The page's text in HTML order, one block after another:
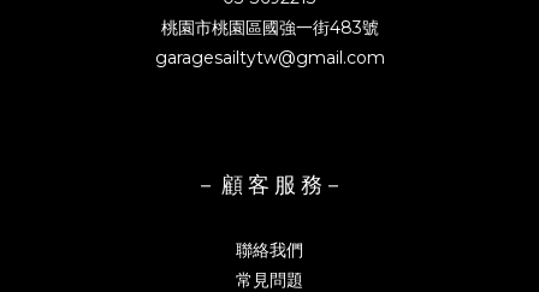
桃園市桃園區國強一街483號
garagesailtytw@gmail.com
－ 顧 客 服 務－
聯絡我們
常見問題